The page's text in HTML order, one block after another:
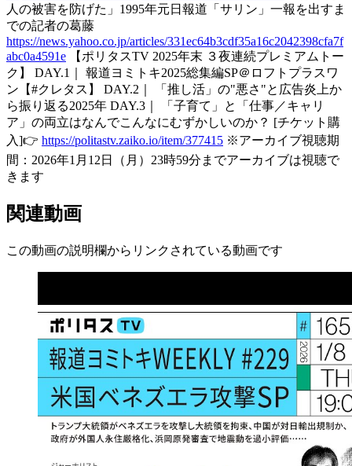
人の被害を防げた」1995年元日報道「サリン」一報を出すま
での記者の葛藤
https://news.yahoo.co.jp/articles/331ec64b3cdf35a16c2042398cfa7f
abc0a4591e 【ポリタスTV 2025年末 ３夜連続プレミアムトー
ク】 DAY.1｜ 報道ヨミトキ2025総集編SP＠ロフトプラスワ
ン【#クレタス】 DAY.2｜ 「推し活」の"悪さ"と広告炎上か
ら振り返る2025年 DAY.3｜ 「子育て」と「仕事／キャリ
ア」の両立はなんでこんなにむずかしいのか？ [チケット購
入]👉 https://politastv.zaiko.io/item/377415 ※アーカイブ視聴期
間：2026年1月12日（月）23時59分までアーカイブは視聴で
きます
関連動画
この動画の説明欄からリンクされている動画です